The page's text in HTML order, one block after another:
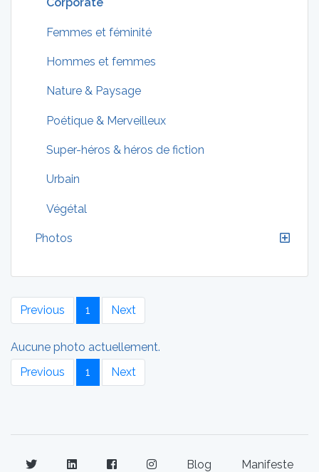
Femmes et féminité
Hommes et femmes
Nature & Paysage
Poétique & Merveilleux
Super-héros & héros de fiction
Urbain
Végétal
Photos
Previous 1 Next
Aucune photo actuellement.
Previous
1 Next
Blog Manifeste